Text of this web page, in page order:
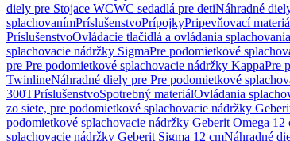
diely pre Stojace WCWC sedadlá pre detiNáhradné
splachovanímPríslušenstvoPrípojkyPripevňovací
PríslušenstvoOvládacie tlačidlá a ovládania
splachovacie nádržky SigmaPre podomietkové
pre Pre podomietkové splachovacie nádržky KappaPre
TwinlineNáhradné diely pre Pre podomietkové
300TPríslušenstvoSpotrebný materiálOvládania
zo siete, pre podomietkové splachovacie nádržky
podomietkové splachovacie nádržky Geberit Omega 12
splachovacie nádržky Geberit Sigma 12 cmNáhradné